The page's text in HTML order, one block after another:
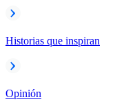
Historias que inspiran
Opinión